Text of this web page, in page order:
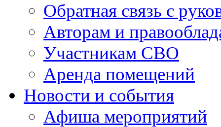
Обратная связь с
Авторам и
Участникам СВО
Аренда помещений
Новости и события
Афиша мероприятий